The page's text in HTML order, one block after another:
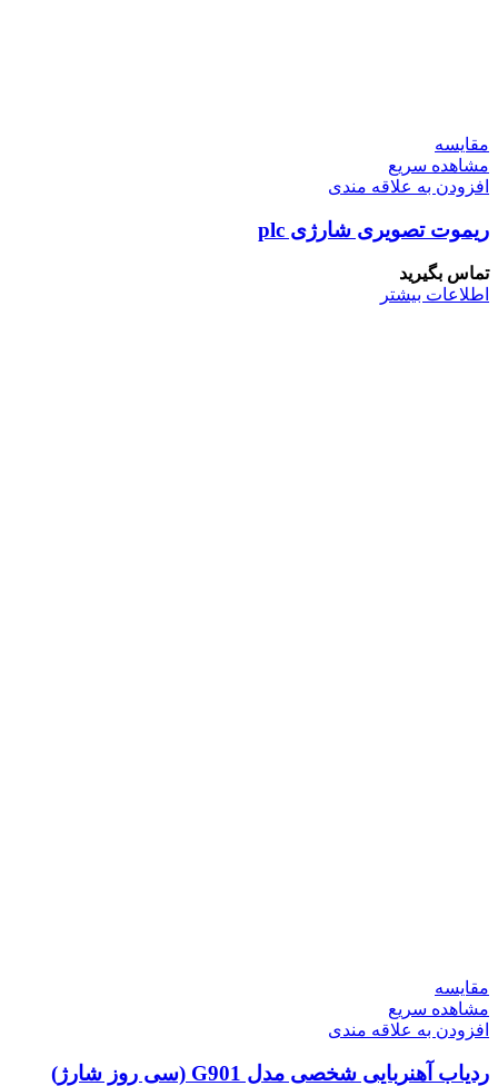
مقایسه
مشاهده سریع
افزودن به علاقه مندی
ریموت تصویری شارژی plc
تماس بگیرید
اطلاعات بیشتر
مقایسه
مشاهده سریع
افزودن به علاقه مندی
ردیاب آهنربایی شخصی مدل G901 (سی روز شارژ)